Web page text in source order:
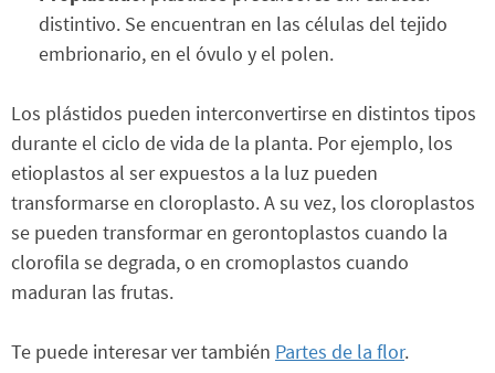
distintivo. Se encuentran en las células del tejido
embrionario, en el óvulo y el polen.
Los plástidos pueden interconvertirse en distintos tipos
durante el ciclo de vida de la planta. Por ejemplo, los
etioplastos al ser expuestos a la luz pueden
transformarse en cloroplasto. A su vez, los cloroplastos
se pueden transformar en gerontoplastos cuando la
clorofila se degrada, o en cromoplastos cuando
maduran las frutas.
Te puede interesar ver también Partes de la flor.